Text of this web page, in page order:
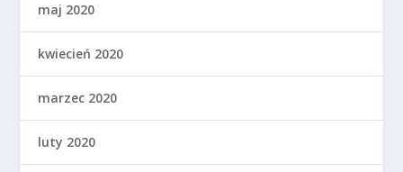
maj 2020
kwiecień 2020
marzec 2020
luty 2020